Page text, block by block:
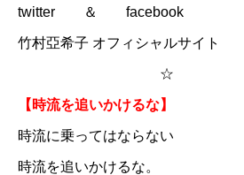
twitter ＆ facebook
竹村亞希子 オフィシャルサイト
☆
【時流を追いかけるな】
時流に乗ってはならない
時流を追いかけるな。